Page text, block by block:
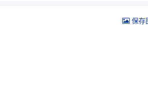
保存